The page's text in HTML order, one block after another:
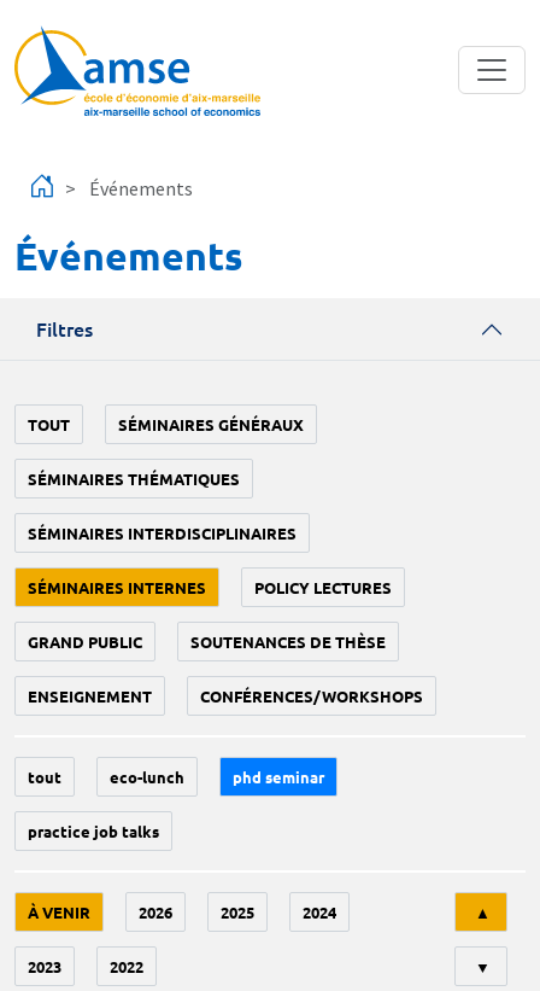
Événements
Événements
Filtres
TOUT SÉMINAIRES GÉNÉRAUX
SÉMINAIRES THÉMATIQUES
SÉMINAIRES INTERDISCIPLINAIRES
SÉMINAIRES INTERNES POLICY LECTURES
GRAND PUBLIC SOUTENANCES DE THÈSE
ENSEIGNEMENT CONFÉRENCES/WORKSHOPS
tout eco-lunch phd seminar
practice job talks
À VENIR 2026 2025 2024
2023 2022
▲
▼